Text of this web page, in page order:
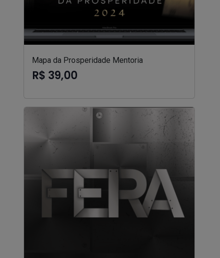
Mapa da Prosperidade Mentoria
R$ 39,00